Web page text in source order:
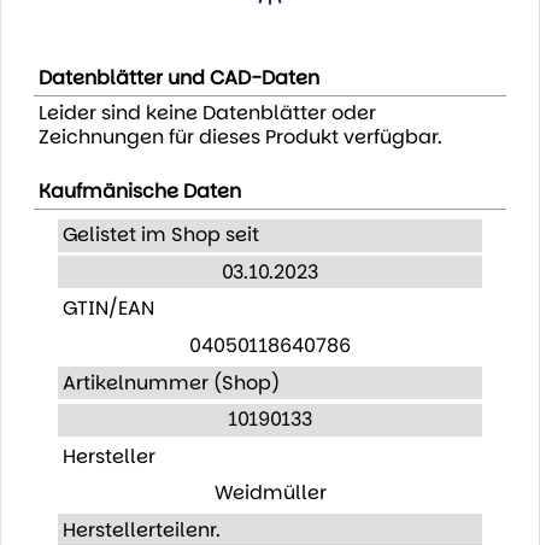
Datenblätter und CAD-Daten
Leider sind keine Datenblätter oder
Zeichnungen für dieses Produkt verfügbar.
Kaufmänische Daten
Gelistet im Shop seit
03.10.2023
GTIN/EAN
04050118640786
Artikelnummer (Shop)
10190133
Hersteller
Weidmüller
Herstellerteilenr.